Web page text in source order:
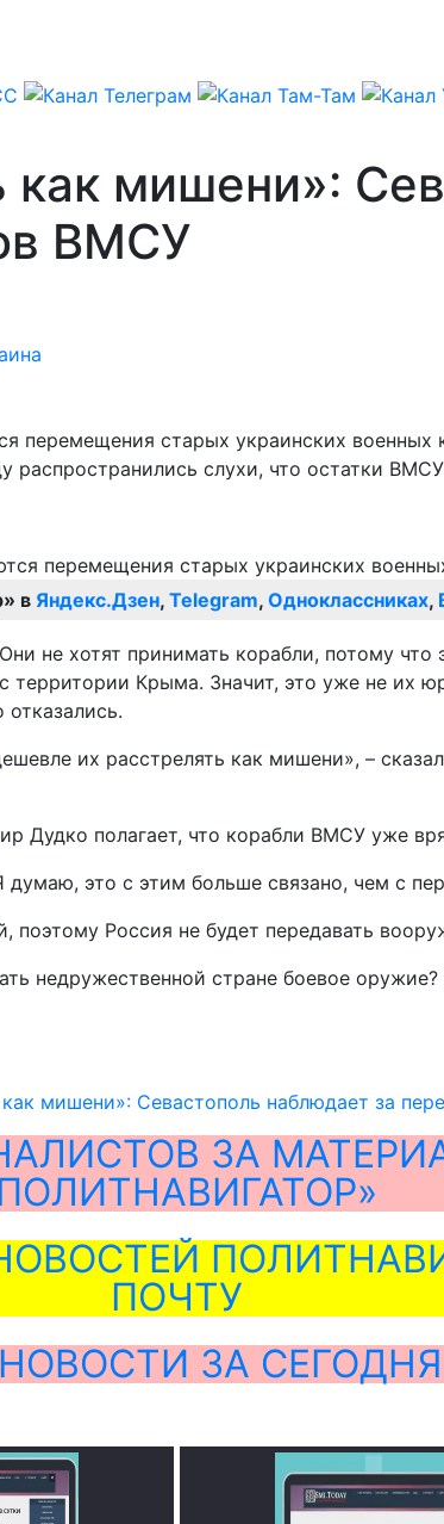
мишени»:
ВМСУ
перемещения старых украинских военных
слухи, что остатки
в Яндекс.Дзен, Telegram, Одноклассниках,
не хотят принимать корабли, потому
Крыма. Значит, это уже не их
их расстрелять как мишени», –
Дудко полагает, что корабли ВМСУ уже
это с этим больше связано, чем с
поэтому Россия не будет передавать
недружественной стране боевое
мишени»: Севастополь наблюдает за
ЗА
ПОЧТУ
ЗА СЕГОДНЯ